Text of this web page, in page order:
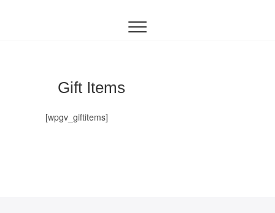
Gift Items
[wpgv_giftitems]